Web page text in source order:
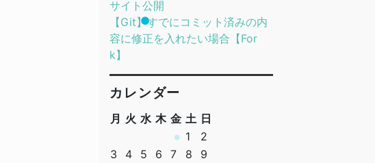
サイト公開
【Git】すでにコミット済みの内
容に修正を入れたい場合【For
k】
カレンダー
月 火 水 木 金 土 日
1
2
3
4 5 6 7 8
9